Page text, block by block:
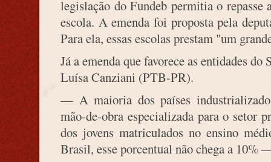
legislação do Fundeb permitia o repasse
escola. A emenda foi proposta pela
Para ela, essas escolas prestam "um
Já a emenda que favorece as entidades
Luísa Canziani (PTB-PR).
— A maioria dos países
mão-de-obra especializada para o setor
dos jovens matriculados no ensino
Brasil, esse porcentual não chega a 10%